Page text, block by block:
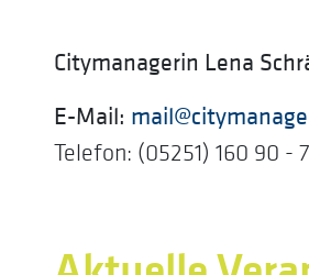
Citymanagerin Lena
E-Mail:
Telefon: (05251) 160 90 -